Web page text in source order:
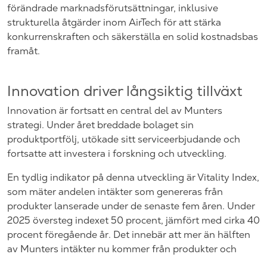
förändrade marknadsförutsättningar, inklusive
strukturella åtgärder inom AirTech för att stärka
konkurrenskraften och säkerställa en solid kostnadsbas
framåt.
Innovation driver långsiktig tillväxt
Innovation är fortsatt en central del av Munters
strategi. Under året breddade bolaget sin
produktportfölj, utökade sitt serviceerbjudande och
fortsatte att investera i forskning och utveckling.
En tydlig indikator på denna utveckling är Vitality Index,
som mäter andelen intäkter som genereras från
produkter lanserade under de senaste fem åren. Under
2025 översteg indexet 50 procent, jämfört med cirka 40
procent föregående år. Det innebär att mer än hälften
av Munters intäkter nu kommer från produkter och